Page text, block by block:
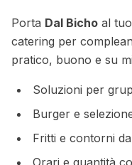
Porta Dal Bicho al
catering per
pratico, buono e su
Soluzioni per
Burger e
Fritti e contorni
Orari e quantità